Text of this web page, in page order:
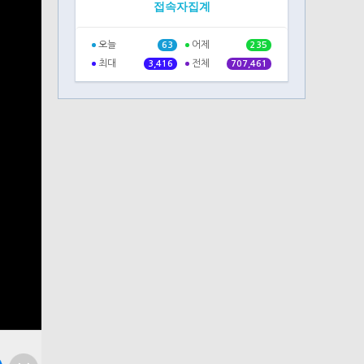
접속자집계
오늘 63 어제 235
최대 3,416 전체 707,461